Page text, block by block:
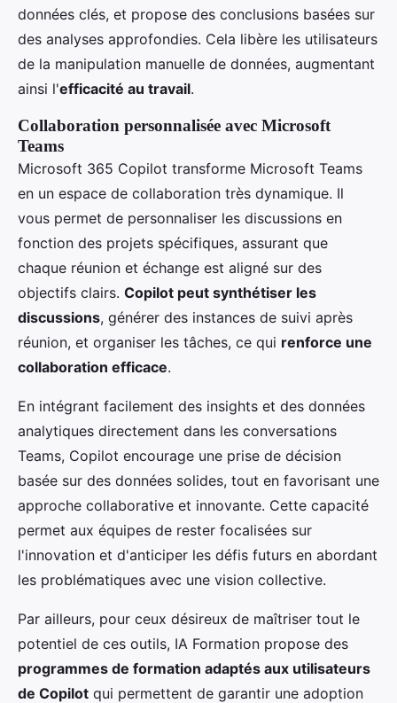
données clés, et propose des conclusions basées sur
des analyses approfondies. Cela libère les utilisateurs
de la manipulation manuelle de données, augmentant
ainsi l'efficacité au travail.
Collaboration personnalisée avec Microsoft
Teams
Microsoft 365 Copilot transforme Microsoft Teams
en un espace de collaboration très dynamique. Il
vous permet de personnaliser les discussions en
fonction des projets spécifiques, assurant que
chaque réunion et échange est aligné sur des
objectifs clairs. Copilot peut synthétiser les
discussions, générer des instances de suivi après
réunion, et organiser les tâches, ce qui renforce une
collaboration efficace.
En intégrant facilement des insights et des données
analytiques directement dans les conversations
Teams, Copilot encourage une prise de décision
basée sur des données solides, tout en favorisant une
approche collaborative et innovante. Cette capacité
permet aux équipes de rester focalisées sur
l'innovation et d'anticiper les défis futurs en abordant
les problématiques avec une vision collective.
Par ailleurs, pour ceux désireux de maîtriser tout le
potentiel de ces outils, IA Formation propose des
programmes de formation adaptés aux utilisateurs
de Copilot qui permettent de garantir une adoption